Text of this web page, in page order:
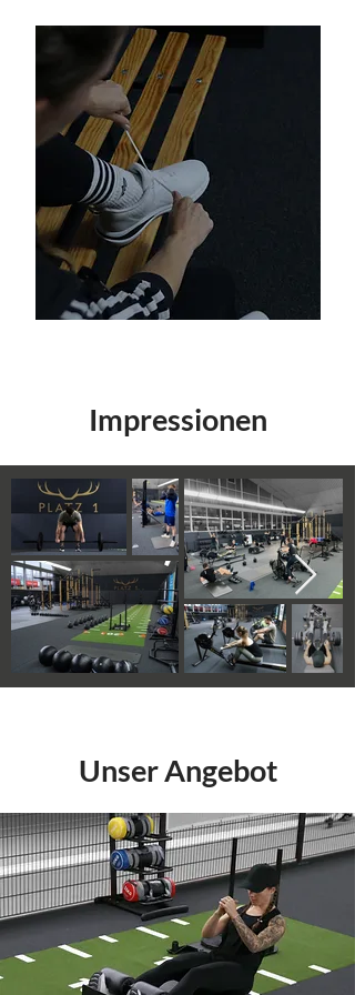
Impressionen
Unser Angebot